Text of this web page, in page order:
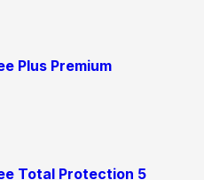
Plus Premium
Total Protection 5